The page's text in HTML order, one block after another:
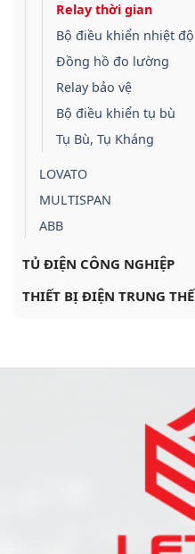
Relay thời gian
Bộ điều khiển nhiệt độ
Đồng hồ đo lường
Relay bảo vệ
Bộ điều khiển tụ bù
Tụ Bù, Tụ Kháng
LOVATO
MULTISPAN
ABB
TỦ ĐIỆN CÔNG NGHIỆP
THIẾT BỊ ĐIỆN TRUNG THẾ